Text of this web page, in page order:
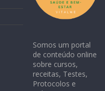
Somos um portal
de conteúdo online
sobre cursos,
receitas, Testes,
Protocolos e